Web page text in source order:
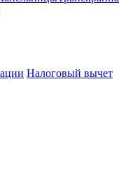
Налоговый вычет